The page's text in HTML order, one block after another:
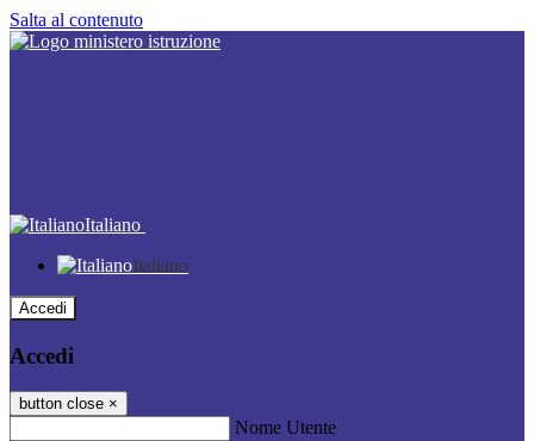
Salta al contenuto
Italiano
Italiano
Accedi
Accedi
button close ×
Nome Utente